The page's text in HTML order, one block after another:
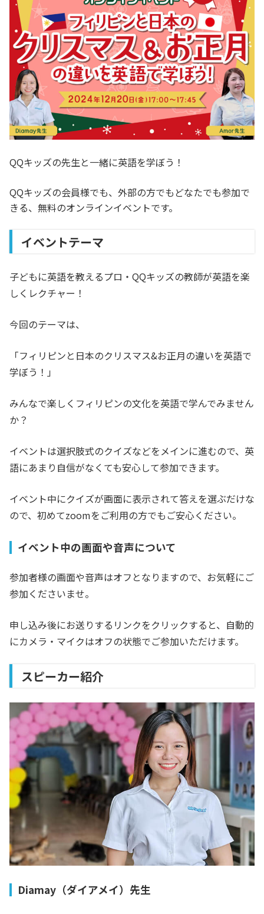
QQキッズの先生と一緒に英語を学ぼう！
QQキッズの会員様でも、外部の方でもどなたでも参加で
きる、無料のオンラインイベントです。
イベントテーマ
子どもに英語を教えるプロ・QQキッズの教師が英語を楽
しくレクチャー！
今回のテーマは、
「フィリピンと日本のクリスマス&お正月の違いを英語で
学ぼう！」
みんなで楽しくフィリピンの文化を英語で学んでみません
か？
イベントは選択肢式のクイズなどをメインに進むので、英
語にあまり自信がなくても安心して参加できます。
イベント中にクイズが画面に表示されて答えを選ぶだけな
ので、初めてzoomをご利用の方でもご安心ください。
イベント中の画面や音声について
参加者様の画面や音声はオフとなりますので、お気軽にご
参加くださいませ。
申し込み後にお送りするリンクをクリックすると、自動的
にカメラ・マイクはオフの状態でご参加いただけます。
スピーカー紹介
Diamay（ダイアメイ）先生